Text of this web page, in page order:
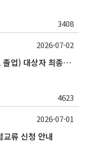
3408
2025학년도 후기 학위수여(2026.8. 졸업) 대상자 최종인준 논문 제출 안내
4623
2026-07-02
류 신청 안내
2026-07-01